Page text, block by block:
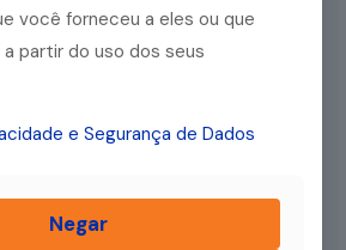
você compreendeu como o
adequado às micro e pequenas
acontece porque essa linha de
como:
dos pequenos negócios;
visando melhorar as estratégias do
você forneceu a eles ou que
partir do uso dos seus
e Segurança de Dados
Negar